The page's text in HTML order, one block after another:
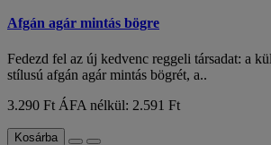
Afgán agár mintás bögre
Fedezd fel az új kedvenc reggeli társadat: a
stílusú afgán agár mintás bögrét, a..
3.290 Ft ÁFA nélkül: 2.591 Ft
Kosárba